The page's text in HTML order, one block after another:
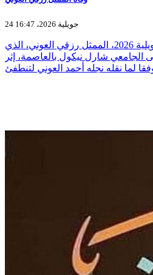
24 جويلية 2026، 16:47
توفي، اليوم الجمعة 24 جويلية 2026، الممثل رزقي العوني، الذي
الجامعي شارل نيكول بالعاصمة، إثر